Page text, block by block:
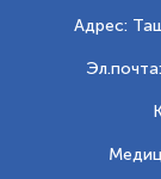
Адрес: